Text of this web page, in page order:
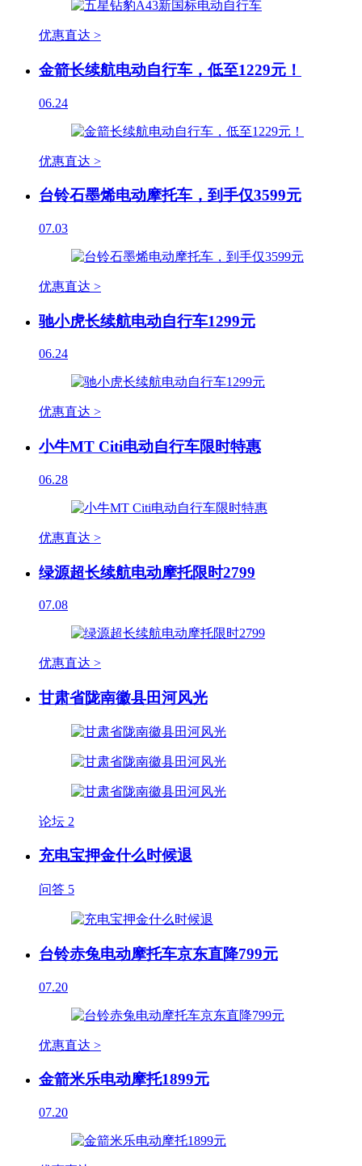
优惠直达 >
金箭长续航电动自行车，低至1229元！
06.24
优惠直达 >
台铃石墨烯电动摩托车，到手仅3599元
07.03
优惠直达 >
驰小虎长续航电动自行车1299元
06.24
优惠直达 >
小牛MT Citi电动自行车限时特惠
06.28
优惠直达 >
绿源超长续航电动摩托限时2799
07.08
优惠直达 >
甘肃省陇南徽县田河风光
论坛 2
充电宝押金什么时候退
问答 5
台铃赤兔电动摩托车京东直降799元
07.20
优惠直达 >
金箭米乐电动摩托1899元
07.20